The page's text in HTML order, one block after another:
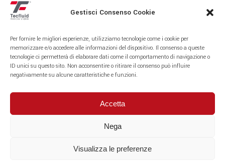
Gestisci Consenso Cookie
Per fornire le migliori esperienze, utilizziamo tecnologie come i cookie per
memorizzare e/o accedere alle informazioni del dispositivo. Il consenso a queste
tecnologie ci permetterà di elaborare dati come il comportamento di navigazione o
ID unici su questo sito. Non acconsentire o ritirare il consenso può influire
negativamente su alcune caratteristiche e funzioni.
Accetta
Nega
Visualizza le preferenze
Fiscal code/VAT identification number: IT